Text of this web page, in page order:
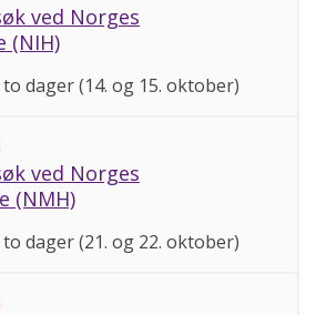
ved Norges
(NIH)
dager (14. og 15. oktober)
ved Norges
(NMH)
dager (21. og 22. oktober)